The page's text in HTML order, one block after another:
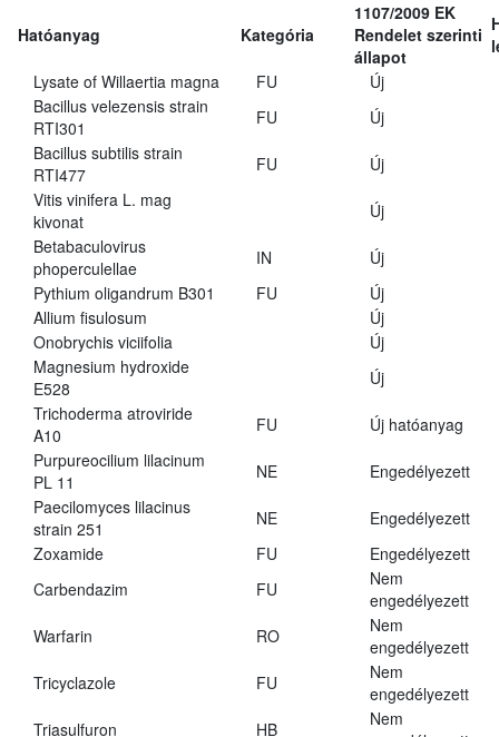
Hatóanyag Kategória
1107/2009 EK
Rendelet szerinti
állapot
Lysate of Willaertia magna
FU
Új
Bacillus velezensis strain
RTI301
FU
Új
Bacillus subtilis strain
RTI477
FU
Új
Vitis vinifera L. mag
kivonat
Új
Betabaculovirus
phoperculellae
IN
Új
Pythium oligandrum B301
FU
Új
Allium fisulosum
Új
Onobrychis viciifolia
Új
Magnesium hydroxide
E528
Új
Trichoderma atroviride
A10
FU
Új hatóanyag
Purpureocilium lilacinum
PL 11
NE
Engedélyezett
Paecilomyces lilacinus
strain 251
NE
Engedélyezett
Zoxamide
FU
Engedélyezett
Carbendazim
FU
Nem
engedélyezett
Warfarin
RO
Nem
engedélyezett
Tricyclazole
FU
Nem
engedélyezett
Triasulfuron
HB
Nem